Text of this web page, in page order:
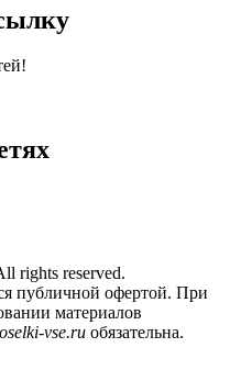
rights reserved.
публичной офертой. При
материалов
vse.ru​ обязательна.